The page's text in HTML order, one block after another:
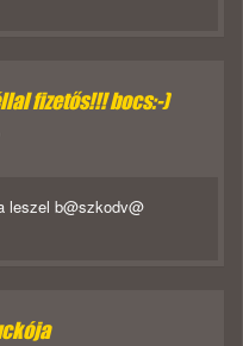
fizetős!!! bocs:-)
leszel b@szkodv@